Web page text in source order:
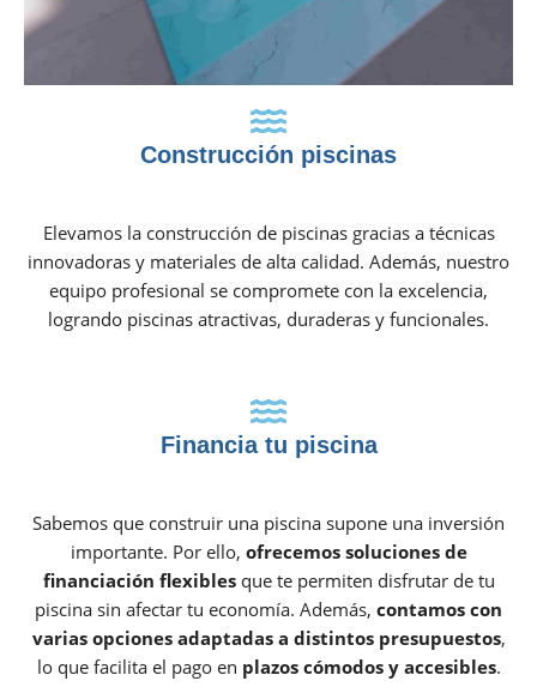
Construcción piscinas
Elevamos la construcción de piscinas gracias a técnicas
innovadoras y materiales de alta calidad. Además, nuestro
equipo profesional se compromete con la excelencia,
logrando piscinas atractivas, duraderas y funcionales.
Financia tu piscina
Sabemos que construir una piscina supone una inversión
importante. Por ello, ofrecemos soluciones de
financiación flexiblesque te permiten disfrutar de tu
piscina sin afectar tu economía. Además, contamos con
varias opciones adaptadas a distintos presupuestos,
lo que facilita el pago en plazos cómodos y accesibles.